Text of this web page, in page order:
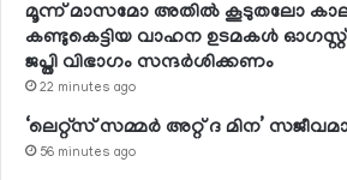
മൂന്ന് മാസമോ അതില്‍ കൂടുതലോ
കണ്ടുകെട്ടിയ വാഹന ഉടമകള്‍
ജപ്തി വിഭാഗം സന്ദര്‍ശിക്കണം
22 minutes ago
‘ലെറ്റ്‌സ് സമ്മര്‍ അറ്റ് ദ മിന’
56 minutes ago